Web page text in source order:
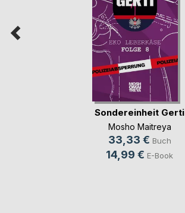
Sondereinheit Gerti
Mosho Maitreya
33,33 € Buch
14,99 € E-Book